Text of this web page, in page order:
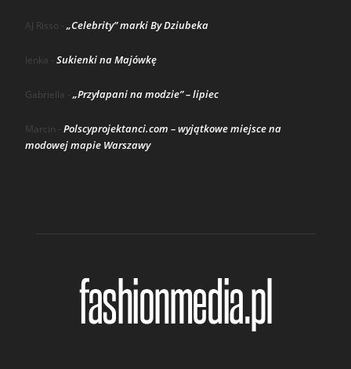
AJ Risso - „Celebrity” marki By Dziubeka
lenka - Sukienki na Majówkę
Gabriella - „Przyłapani na modzie” – lipiec
Marcin - Polscyprojektanci.com – wyjątkowe miejsce na
modowej mapie Warszawy